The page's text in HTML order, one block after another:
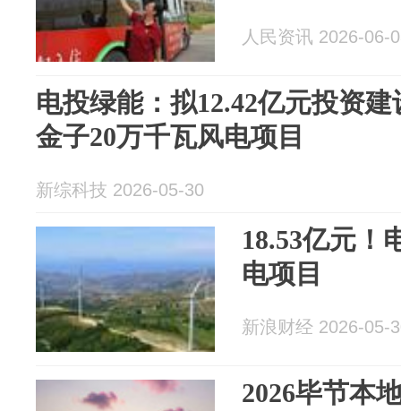
人民资讯 2026-06-
电投绿能：拟12.42亿元投资
金子20万千瓦风电项目
新综科技 2026-05-30
18.53亿元！
电项目
新浪财经 2026-05-
2026毕节本